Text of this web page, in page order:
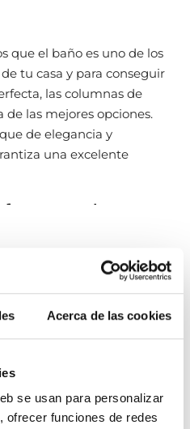
Acerca de las cookies
se usan para personalizar
ofrecer funciones de redes
que el baño es uno de los
tu casa y para conseguir
las columnas de
las mejores opciones.
de elegancia y
una excelente
de
color cromo están diseñadas
Estas incorporan
de ducha ajustables,
de mano, que permiten
el masaje
además de